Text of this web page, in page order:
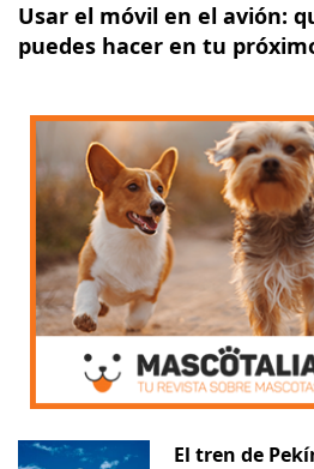
Usar el móvil en el avión:
puedes hacer en tu
El tren de